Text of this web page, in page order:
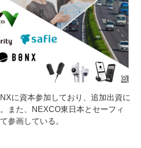
に資本参加しており、追加出資に
また、NEXCO東日本とセーフィ
参画している。